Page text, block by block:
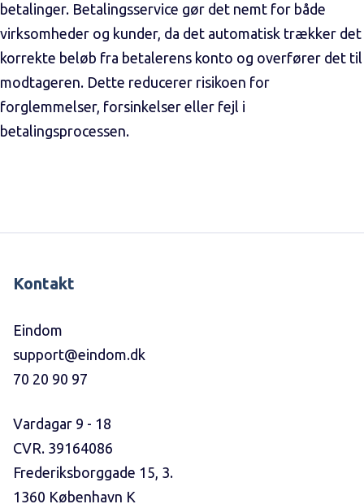
betalinger. Betalingsservice gør det nemt for både
virksomheder og kunder, da det automatisk trækker det
korrekte beløb fra betalerens konto og overfører det til
modtageren. Dette reducerer risikoen for
forglemmelser, forsinkelser eller fejl i
betalingsprocessen.
Kontakt
Eindom
support@eindom.dk
70 20 90 97
Vardagar 9 - 18
CVR. 39164086
Frederiksborggade 15, 3.
1360 København K